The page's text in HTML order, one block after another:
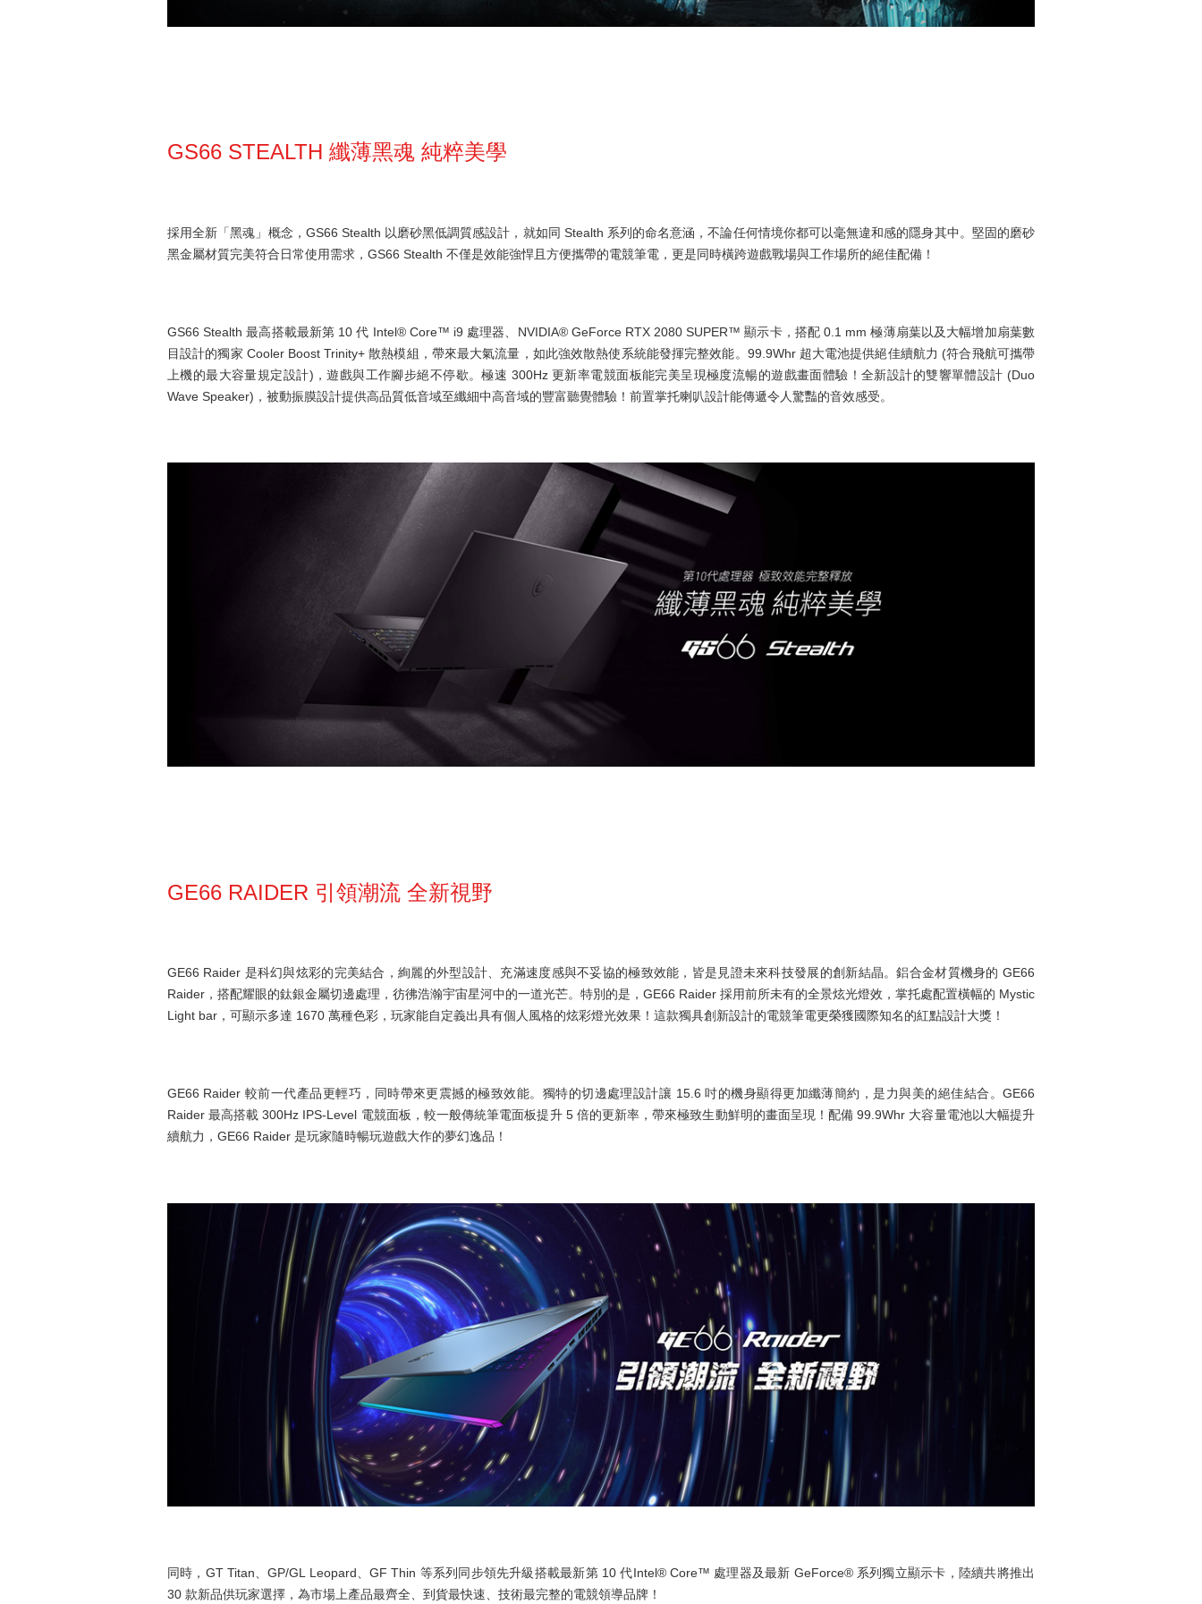
GS66 STEALTH 纖薄黑魂 純粹美學
採用全新「黑魂」概念，GS66 Stealth 以磨砂黑低調質感設計，就如同 Stealth 系列的命名意涵，不論任何情境你都可以毫無違和感的隱身其中。堅固的磨砂
黑金屬材質完美符合日常使用需求，GS66 Stealth 不僅是效能強悍且方便攜帶的電競筆電，更是同時橫跨遊戲戰場與工作場所的絕佳配備！
GS66 Stealth 最高搭載最新第 10 代 Intel® Core™ i9 處理器、NVIDIA® GeForce RTX 2080 SUPER™ 顯示卡，搭配 0.1 mm 極薄扇葉以及大幅增加扇葉數
目設計的獨家 Cooler Boost Trinity+ 散熱模組，帶來最大氣流量，如此強效散熱使系統能發揮完整效能。99.9Whr 超大電池提供絕佳續航力 (符合飛航可攜帶
上機的最大容量規定設計)，遊戲與工作腳步絕不停歇。極速 300Hz 更新率電競面板能完美呈現極度流暢的遊戲畫面體驗！全新設計的雙響單體設計 (Duo
Wave Speaker)，被動振膜設計提供高品質低音域至纖細中高音域的豐富聽覺體驗！前置掌托喇叭設計能傳遞令人驚豔的音效感受。
GE66 RAIDER 引領潮流 全新視野
GE66 Raider 是科幻與炫彩的完美結合，絢麗的外型設計、充滿速度感與不妥協的極致效能，皆是見證未來科技發展的創新結晶。鋁合金材質機身的 GE66
Raider，搭配耀眼的鈦銀金屬切邊處理，彷彿浩瀚宇宙星河中的一道光芒。特別的是，GE66 Raider 採用前所未有的全景炫光燈效，掌托處配置橫幅的 Mystic
Light bar，可顯示多達 1670 萬種色彩，玩家能自定義出具有個人風格的炫彩燈光效果！這款獨具創新設計的電競筆電更榮獲國際知名的紅點設計大獎！
GE66 Raider 較前一代產品更輕巧，同時帶來更震撼的極致效能。獨特的切邊處理設計讓 15.6 吋的機身顯得更加纖薄簡約，是力與美的絕佳結合。GE66
Raider 最高搭載 300Hz IPS-Level 電競面板，較一般傳統筆電面板提升 5 倍的更新率，帶來極致生動鮮明的畫面呈現！配備 99.9Whr 大容量電池以大幅提升
續航力，GE66 Raider 是玩家隨時暢玩遊戲大作的夢幻逸品！
同時，GT Titan、GP/GL Leopard、GF Thin 等系列同步領先升級搭載最新第 10 代Intel® Core™ 處理器及最新 GeForce® 系列獨立顯示卡，陸續共將推出
30 款新品供玩家選擇，為市場上產品最齊全、到貨最快速、技術最完整的電競領導品牌！